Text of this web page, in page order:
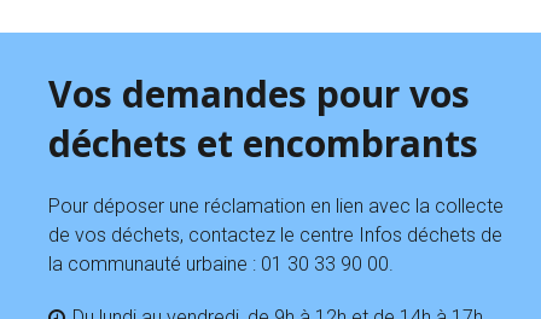
Vos demandes pour vos
déchets et encombrants
Pour déposer une réclamation en lien avec la collecte
de vos déchets, contactez le centre Infos déchets de
la communauté urbaine : 01 30 33 90 00.